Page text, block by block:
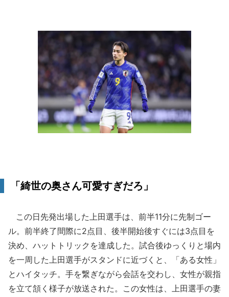
「綺世の奥さん可愛すぎだろ」
この日先発出場した上田選手は、前半11分に先制ゴー
ル。前半終了間際に2点目、後半開始後すぐには3点目を
決め、ハットトリックを達成した。試合後ゆっくりと場内
を一周した上田選手がスタンドに近づくと、「ある女性」
とハイタッチ。手を繋ぎながら会話を交わし、女性が親指
を立て頷く様子が放送された。この女性は、上田選手の妻